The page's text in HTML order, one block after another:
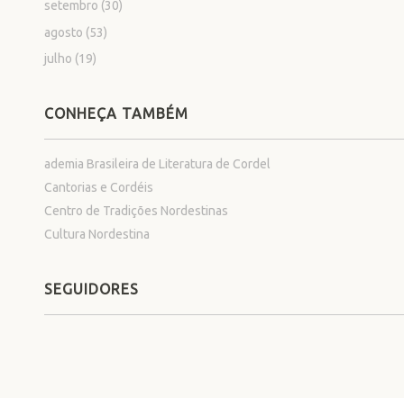
setembro (30)
agosto (53)
julho (19)
CONHEÇA TAMBÉM
ademia Brasileira de Literatura de Cordel
Cantorias e Cordéis
Centro de Tradições Nordestinas
Cultura Nordestina
SEGUIDORES